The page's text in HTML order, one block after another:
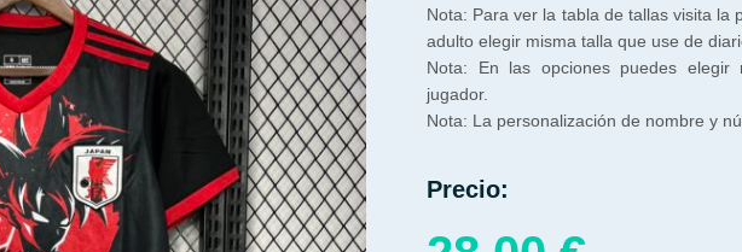
Nota: Para ver la tabla de tallas visita la
adulto elegir misma talla que use de
Nota: En las opciones puedes
jugador.
Nota: La personalización de nombre y
Precio: